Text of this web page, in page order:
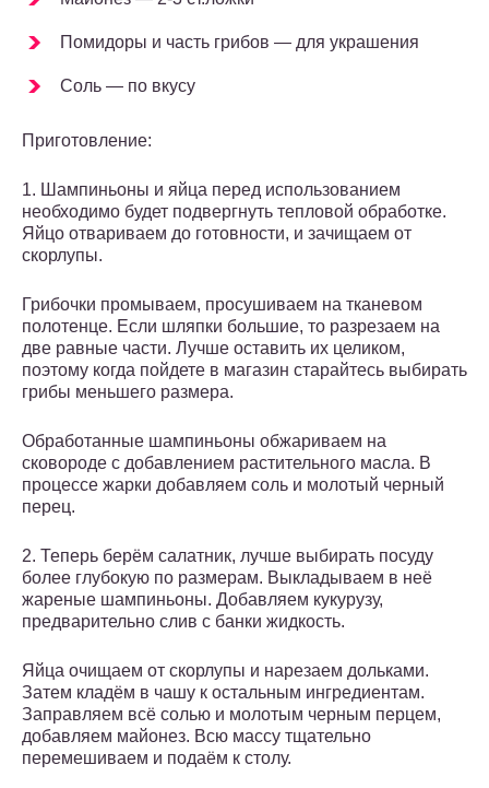
Помидоры и часть грибов — для украшения
Соль — по вкусу
Приготовление:
1. Шампиньоны и яйца перед использованием
необходимо будет подвергнуть тепловой обработке.
Яйцо отвариваем до готовности, и зачищаем от
скорлупы.
Грибочки промываем, просушиваем на тканевом
полотенце. Если шляпки большие, то разрезаем на
две равные части. Лучше оставить их целиком,
поэтому когда пойдете в магазин старайтесь выбирать
грибы меньшего размера.
Обработанные шампиньоны обжариваем на
сковороде с добавлением растительного масла. В
процессе жарки добавляем соль и молотый черный
перец.
2. Теперь берём салатник, лучше выбирать посуду
более глубокую по размерам. Выкладываем в неё
жареные шампиньоны. Добавляем кукурузу,
предварительно слив с банки жидкость.
Яйца очищаем от скорлупы и нарезаем дольками.
Затем кладём в чашу к остальным ингредиентам.
Заправляем всё солью и молотым черным перцем,
добавляем майонез. Всю массу тщательно
перемешиваем и подаём к столу.